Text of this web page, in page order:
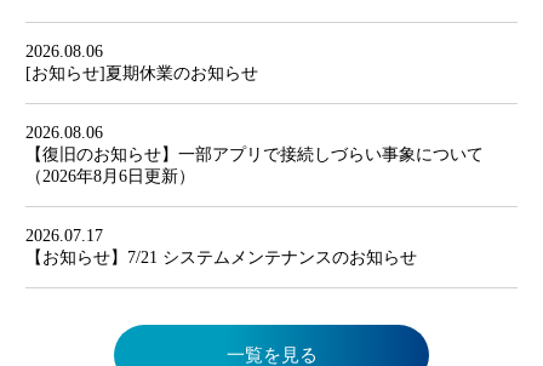
2026.08.06
[お知らせ]夏期休業のお知らせ
2026.08.06
【復旧のお知らせ】一部アプリで接続しづらい事象について
（2026年8月6日更新）
2026.07.17
【お知らせ】7/21 システムメンテナンスのお知らせ
一覧を見る